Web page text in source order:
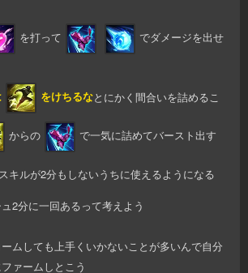
を打って でダメージを出せ
をけちるなとにかく間合いを詰めるこ
からの で一気に詰めてバースト出す
キルが2分もしないうちに使えるようになる
2分に一回あるって考えよう
ムしても上手くいかないことが多いんで自分
ァームしとこう